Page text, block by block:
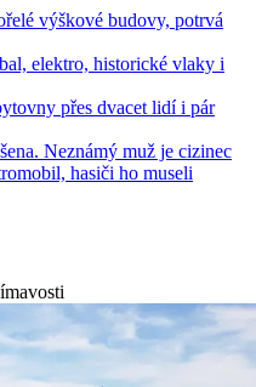
výškové budovy, potrvá
elektro, historické vlaky i
přes dvacet lidí i pár
Neznámý muž je cizinec
hasiči ho museli